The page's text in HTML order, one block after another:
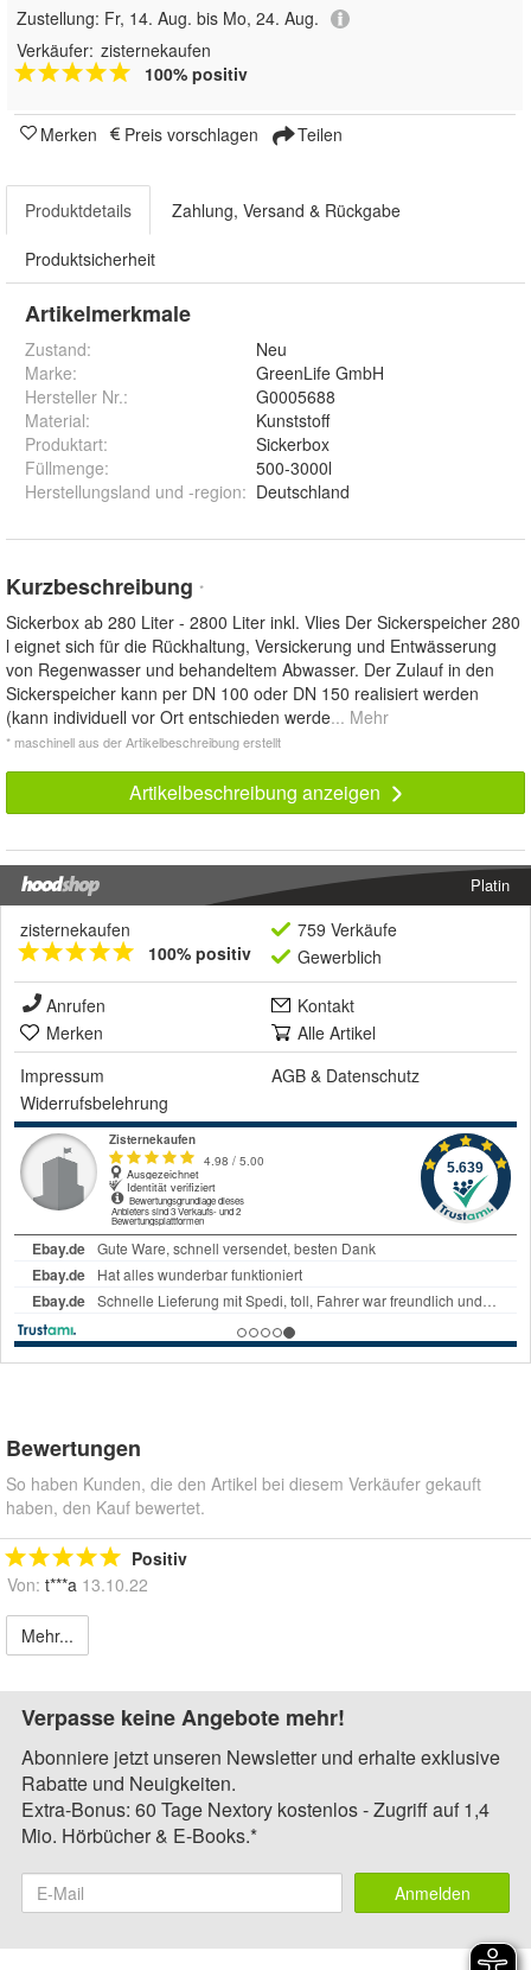
Zustellung: Fr, 14. Aug. bis Mo, 24. Aug.
Verkäufer: zisternekaufen
100% positiv
Merken Preis vorschlagen Teilen
Produktdetails Zahlung, Versand & Rückgabe
Produktsicherheit
Artikelmerkmale
Zustand:
Neu
Marke:
GreenLife GmbH
Hersteller Nr.:
G0005688
Material:
Kunststoff
Produktart:
Sickerbox
Füllmenge:
500-3000l
Herstellungsland und -region: Deutschland
Kurzbeschreibung *
Sickerbox ab 280 Liter - 2800 Liter inkl. Vlies Der Sickerspeicher 280
l eignet sich für die Rückhaltung, Versickerung und Entwässerung
von Regenwasser und behandeltem Abwasser. Der Zulauf in den
Sickerspeicher kann per DN 100 oder DN 150 realisiert werden
(kann individuell vor Ort entschieden werde... Mehr
* maschinell aus der Artikelbeschreibung erstellt
Artikelbeschreibung anzeigen
Platin
zisternekaufen
100% positiv
759 Verkäufe
Gewerblich
Anrufen
Kontakt
Merken
Alle Artikel
Impressum
AGB & Datenschutz
Widerrufsbelehrung
Bewertungen
So haben Kunden, die den Artikel bei diesem Verkäufer gekauft
haben, den Kauf bewertet.
Positiv
Von: t***a 13.10.22
Mehr...
Verpasse keine Angebote mehr!
Abonniere jetzt unseren Newsletter und erhalte exklusive
Rabatte und Neuigkeiten.
Extra-Bonus: 60 Tage Nextory kostenlos - Zugriff auf 1,4
Mio. Hörbücher & E-Books.*
Anmelden